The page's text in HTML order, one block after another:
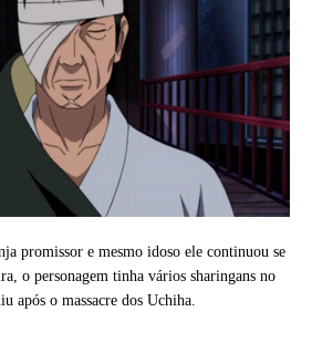
promissor e mesmo idoso ele continuou se
o personagem tinha vários sharingans no
após o massacre dos Uchiha.